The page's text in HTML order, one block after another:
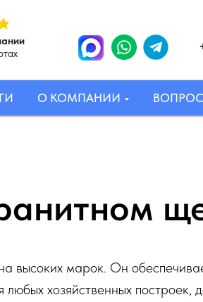
О КОМПАНИИ
высоких марок. Он
хозяйственных построек,